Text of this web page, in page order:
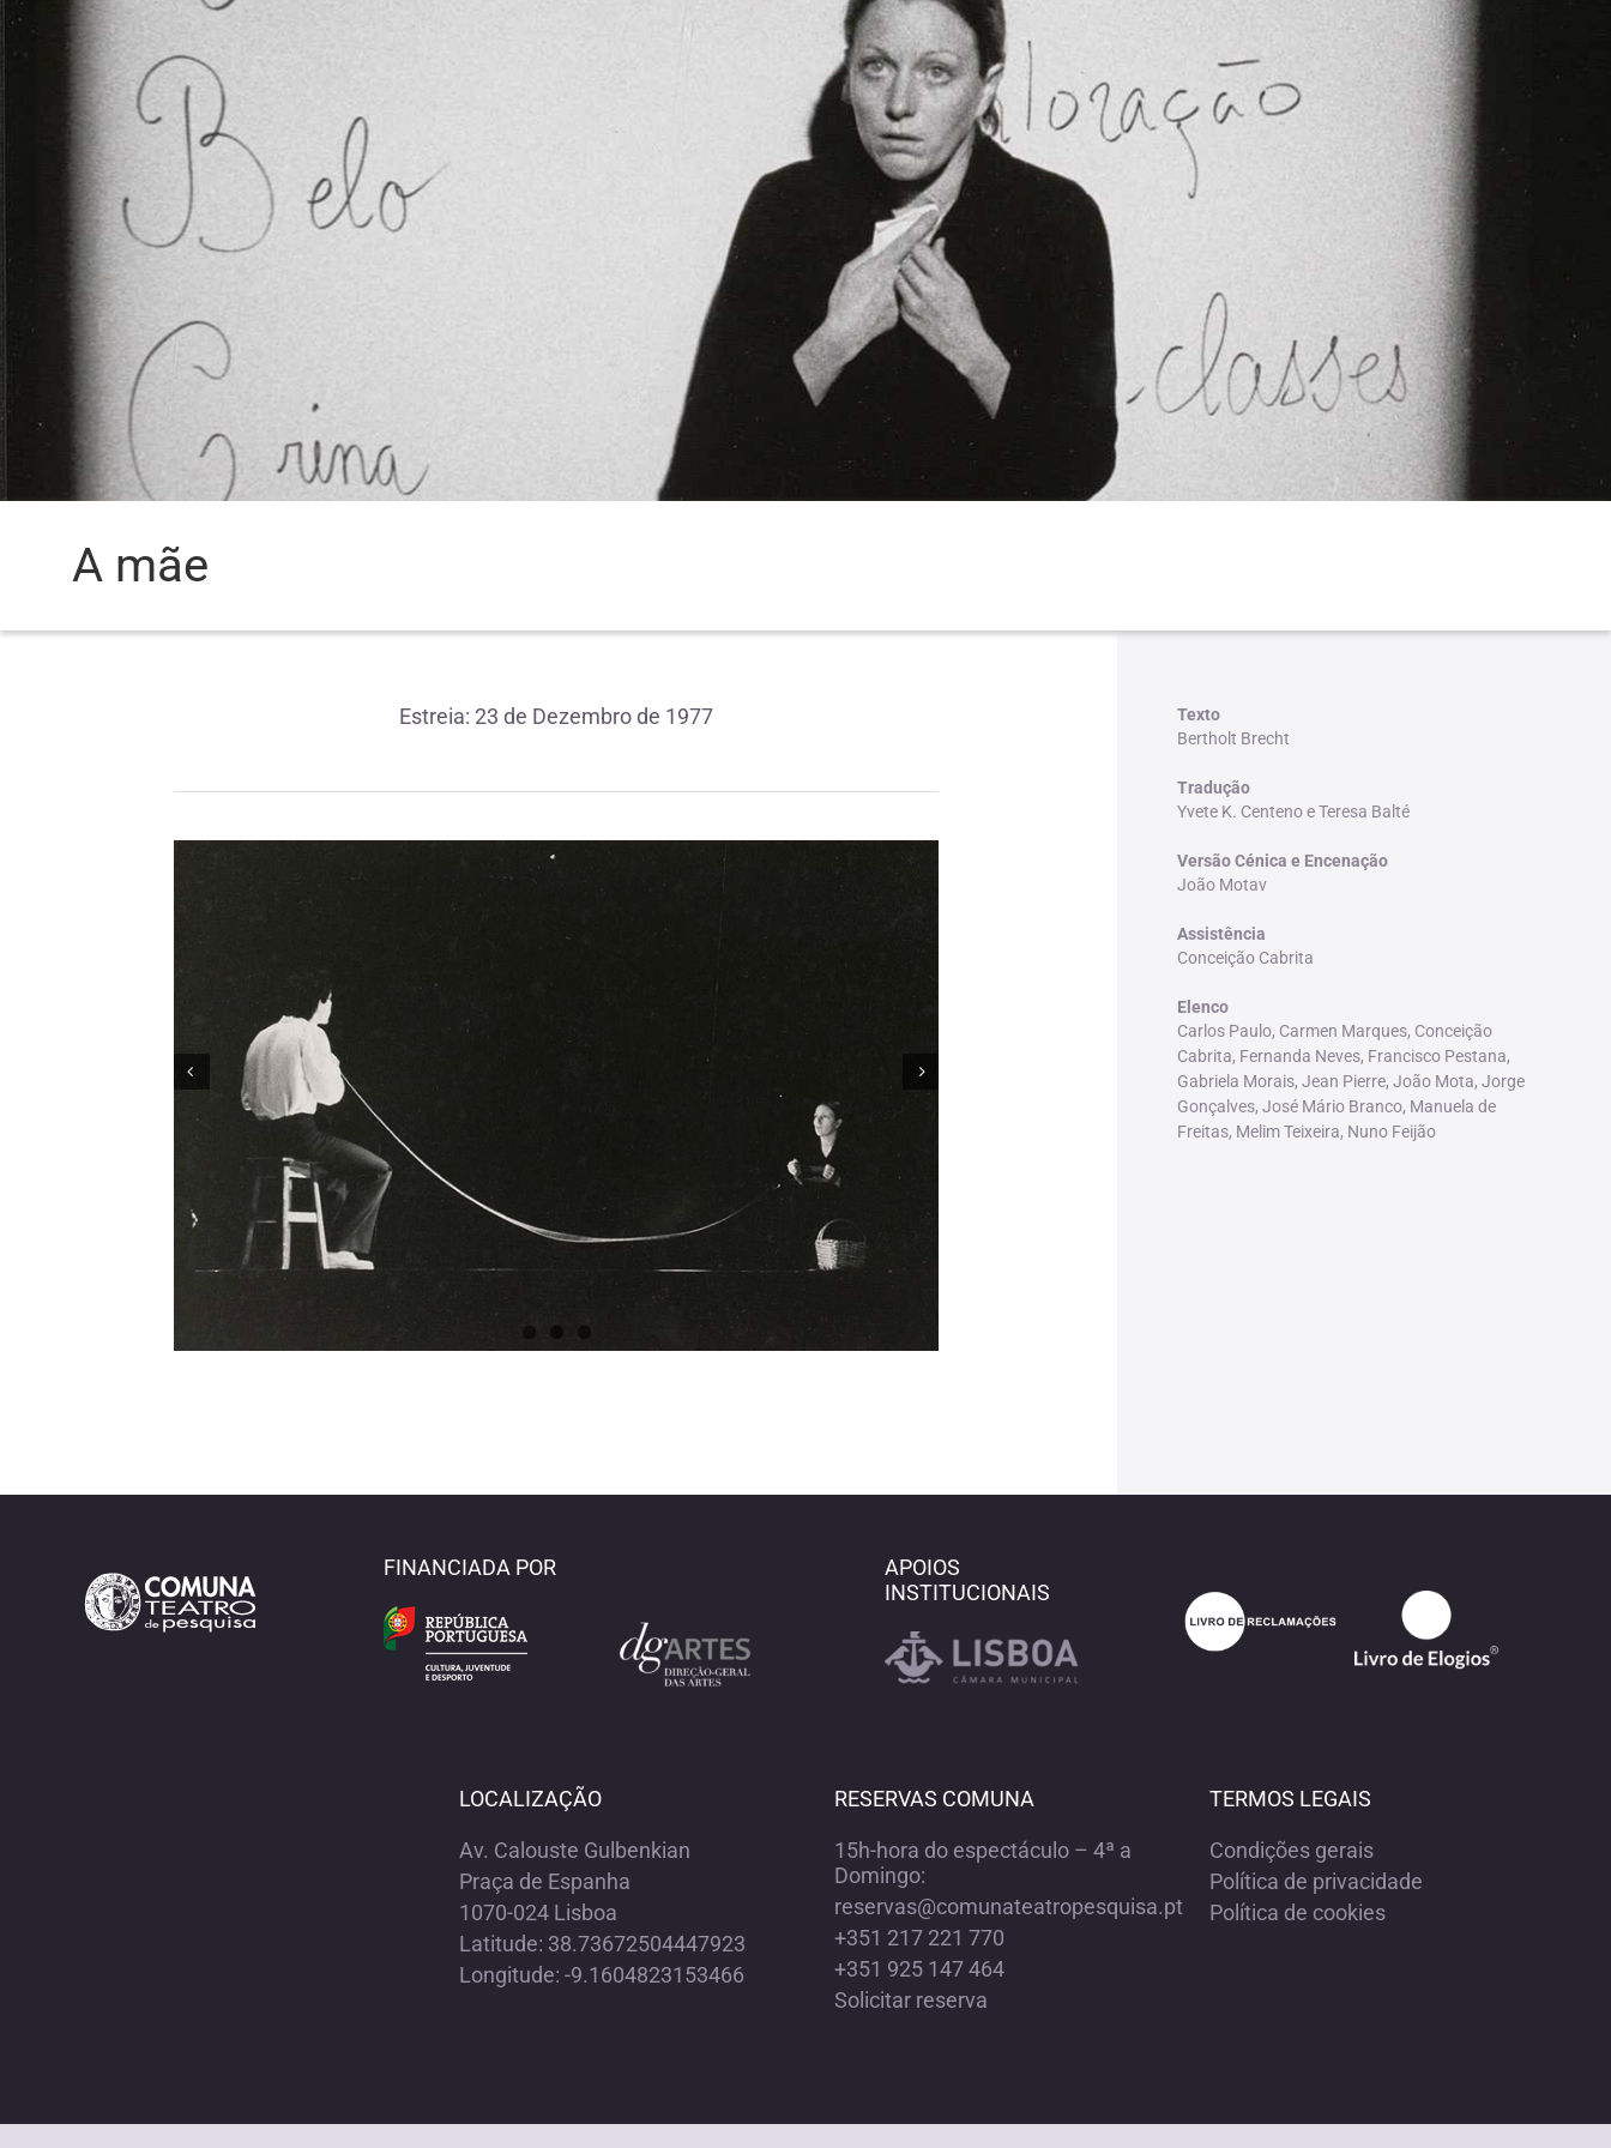
A mãe
Estreia: 23 de Dezembro de 1977
Texto
Bertholt Brecht
Tradução
Yvete K. Centeno e Teresa Balté
Versão Cénica e Encenação
João Motav
Assistência
Conceição Cabrita
Elenco
Carlos Paulo, Carmen Marques, Conceição
Cabrita, Fernanda Neves, Francisco Pestana,
Gabriela Morais, Jean Pierre, João Mota, Jorge
Gonçalves, José Mário Branco, Manuela de
Freitas, Melim Teixeira, Nuno Feijão
FINANCIADA POR
APOIOS
INSTITUCIONAIS
LOCALIZAÇÃO
Av. Calouste Gulbenkian
Praça de Espanha
1070-024 Lisboa
Latitude: 38.73672504447923
Longitude: -9.1604823153466
RESERVAS COMUNA
15h-hora do espectáculo – 4ª a
Domingo:
reservas@comunateatropesquisa.pt
+351 217 221 770
+351 925 147 464
Solicitar reserva
TERMOS LEGAIS
Condições gerais
Política de privacidade
Política de cookies